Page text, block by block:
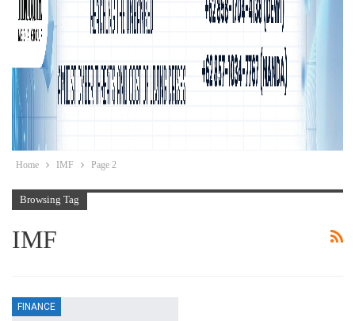
Home IMF Page 2
Browsing Tag
IMF
FINANCE